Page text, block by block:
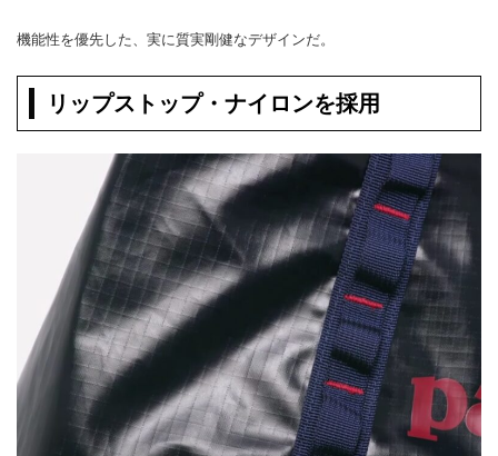
機能性を優先した、実に質実剛健なデザインだ。
リップストップ・ナイロンを採用